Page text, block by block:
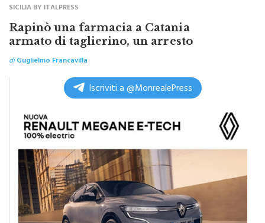
SICILIA BY ITALPRESS
Rapinò una farmacia a Catania
armato di taglierino, un arresto
di
Guglielmo Francavilla